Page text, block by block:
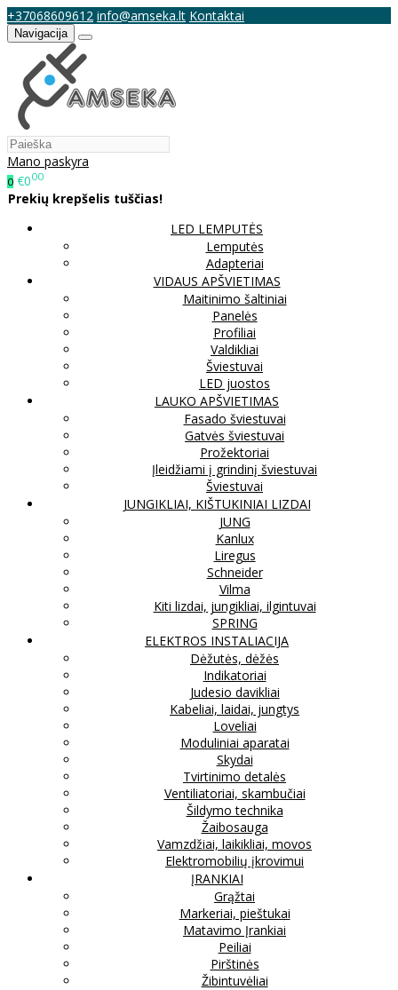
+37068609612 info@amseka.lt Kontaktai
Navigacija
Mano paskyra
0 €000
Prekių krepšelis tuščias!
LED LEMPUTĖS
Lemputės
Adapteriai
VIDAUS APŠVIETIMAS
Maitinimo šaltiniai
Panelės
Profiliai
Valdikliai
Šviestuvai
LED juostos
LAUKO APŠVIETIMAS
Fasado šviestuvai
Gatvės šviestuvai
Prožektoriai
Įleidžiami į grindinį šviestuvai
Šviestuvai
JUNGIKLIAI, KIŠTUKINIAI LIZDAI
JUNG
Kanlux
Liregus
Schneider
Vilma
Kiti lizdai, jungikliai, ilgintuvai
SPRING
ELEKTROS INSTALIACIJA
Dėžutės, dėžės
Indikatoriai
Judesio davikliai
Kabeliai, laidai, jungtys
Loveliai
Moduliniai aparatai
Skydai
Tvirtinimo detalės
Ventiliatoriai, skambučiai
Šildymo technika
Žaibosauga
Vamzdžiai, laikikliai, movos
Elektromobilių įkrovimui
ĮRANKIAI
Grąžtai
Markeriai, pieštukai
Matavimo Įrankiai
Peiliai
Pirštinės
Žibintuvėliai